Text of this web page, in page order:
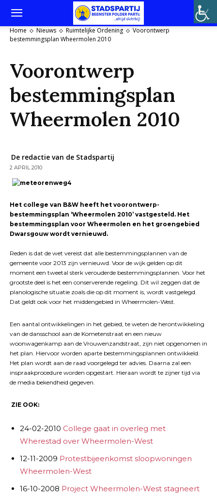
Home Nieuws Ruimtelijke Ordening
Voorontwerp
bestemmingsplan Wheermolen 2010
Voorontwerp
bestemmingsplan
Wheermolen 2010
De redactie van de Stadspartij
2 APRIL 2010
Het college van B&W heeft het voorontwerp-
bestemmingsplan ‘Wheermolen 2010’ vastgesteld. Het
bestemmingsplan voor Wheermolen en het groengebied
Dwarsgouw wordt vernieuwd.
Reden is dat de wet vereist dat alle bestemmingsplannen van de
gemeente voor 2013 zijn vernieuwd. Voor de wijk gelden op dit
moment een tweetal sterk verouderde bestemmingsplannen. Voor het
grootste deel is het een conserverende regeling. Dit wil zeggen dat de
planologische situatie zoals die op dit moment is, wordt vastgelegd.
Dat geldt ook voor het middengebied in Wheermolen-West.
Een aantal ontwikkelingen in het gebied, te weten de herontwikkeling
van de dansschool aan de Kometenstraat en een nieuw
woonwagenkamp aan de Vrouwenzandstraat, zijn niet opgenomen in
het plan. Hiervoor worden aparte bestemmingsplannen ontwikkeld.
Het plan wordt aan de raad voorgelegd ter advies. Daarna zal een
inspraakprocedure worden opgestart. Hieraan wordt te zijner tijd via
de media bekendheid gegeven.
ZIE OOK:
24-02-2010 College gaat in overleg met
Wherestad over Wheermolen-West
12-11-2009 Protestbijeenkomst sloopwoningen
Wheermolen-West
16-10-2008 Project Wheermolen-West stagneert